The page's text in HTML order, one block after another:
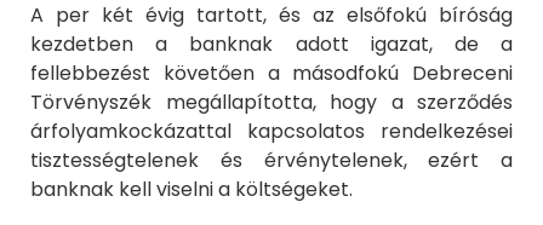
A per két évig tartott, és az elsőfokú bíróság
kezdetben a banknak adott igazat, de a
fellebbezést követően a másodfokú Debreceni
Törvényszék megállapította, hogy a szerződés
árfolyamkockázattal kapcsolatos rendelkezései
tisztességtelenek és érvénytelenek, ezért a
banknak kell viselni a költségeket.